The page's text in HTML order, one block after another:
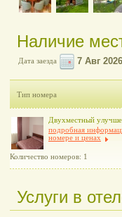
Наличие
Дата заезда
Тип номера
Двухместный
подробная
номере и ценах
Количество номеров: 1
Услуги в